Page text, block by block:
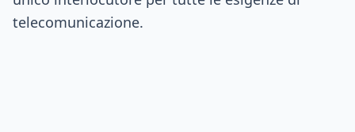
telecomunicazione.